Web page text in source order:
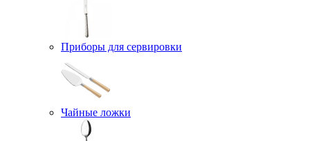
Приборы для сервировки
Чайные ложки